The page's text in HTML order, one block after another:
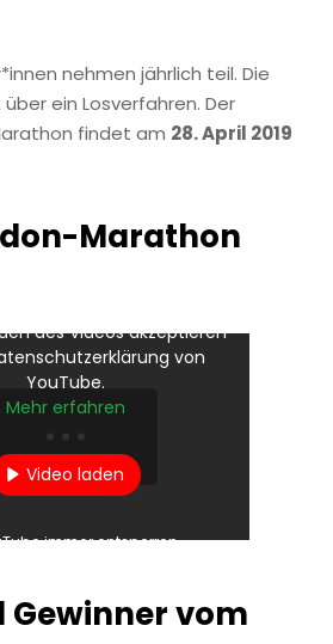
nehmen jährlich teil. Die
ein Losverfahren. Der
findet am 28. April 2019
Marathon
des Videos akzeptieren
von
YouTube.
Mehr erfahren
Video laden
immer entsperren
Gewinner vom